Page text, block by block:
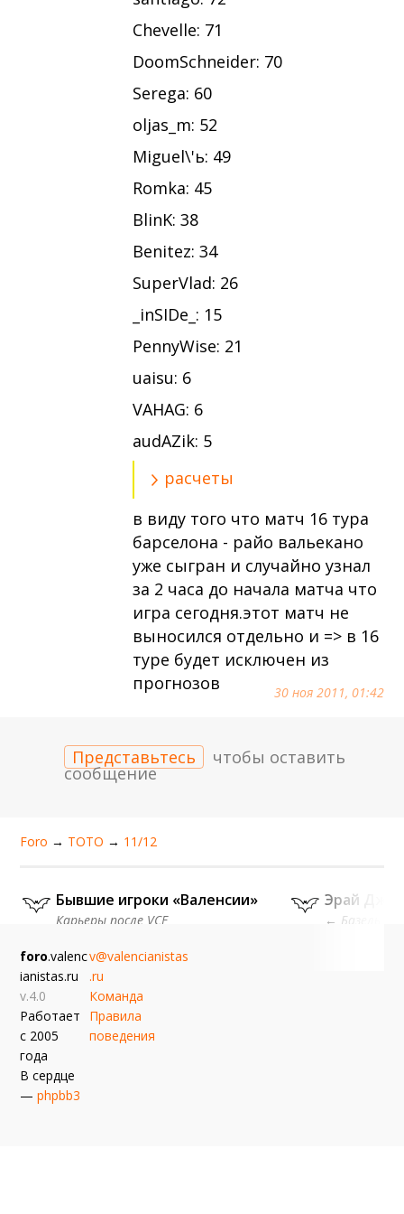
30 ноя 2011, 01:42
Chevelle: 71
DoomSchneider: 70
Serega: 60
oljas_m: 52
Miguel\'ь: 49
Romka: 45
BlinK: 38
Benitez: 34
SuperVlad: 26
_inSIDe_: 15
PennyWise: 21
uaisu: 6
VAHAG: 6
audAZik: 5
расчеты
в виду того что матч 16 тура
барселона - райо вальекано
уже сыгран и случайно узнал
за 2 часа до начала матча что
игра сегодня.этот матч не
выносился отдельно и => в 16
туре будет исключен из
прогнозов
Представьтесь чтобы оставить
сообщение
Foro → ТОТО → 11/12
Бывшие игроки «Валенсии»
Карьеры после VCF
Эрай
← Базель (1
foro.valenc
ianistas.ru
v.4.0
Работает
с 2005
года
В сердце
—phpbb3
v@valencianistas
.ru
Команда
Правила
поведения